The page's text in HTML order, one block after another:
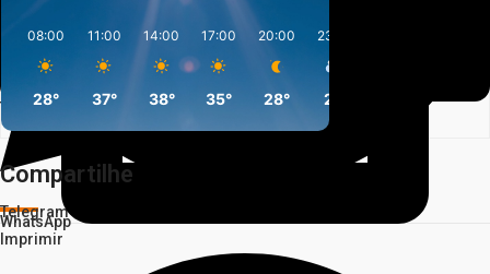
Facebook
Twitter
WhatsApp
Telegram
Imprimir
08:00
28°
11:00
37°
14:00
38°
17:00
35°
20:00
28°
23:00
27° 26°
Compartilhe